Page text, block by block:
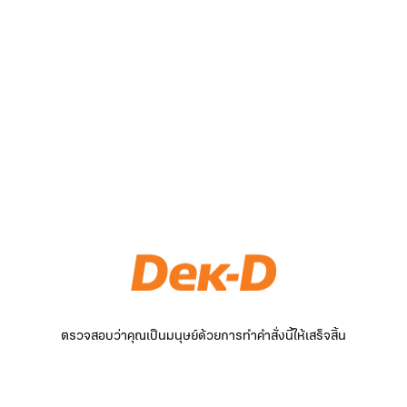
ตรวจสอบว่าคุณเป็นมนุษย์ด้วยการทำคำสั่งนี้ให้เสร็จสิ้น